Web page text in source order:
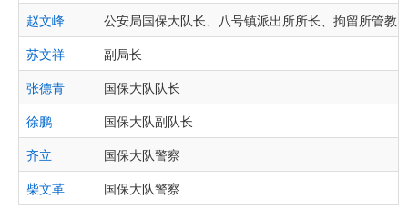
赵文峰
公安局国保大队长、八号镇派出所所长、拘留所管教
苏文祥
副局长
张德青
国保大队队长
徐鹏
国保大队副队长
齐立
国保大队警察
柴文革
国保大队警察